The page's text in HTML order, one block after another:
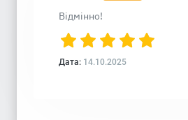
Відмінно!
Дата: 14.10.2025